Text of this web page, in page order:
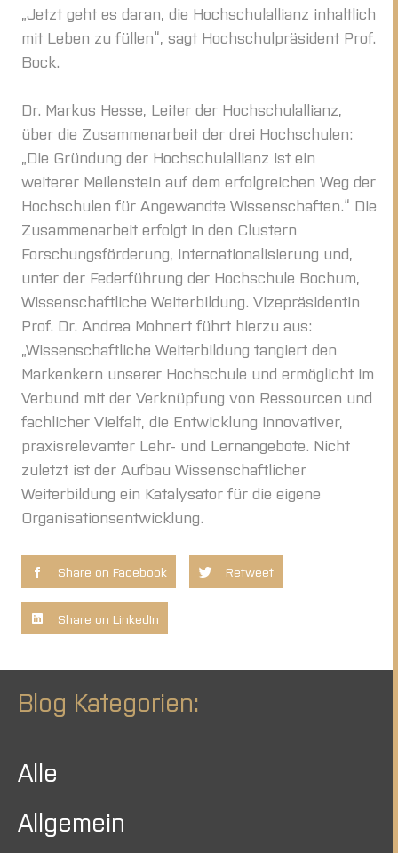
„Jetzt geht es daran, die Hochschulallianz inhaltlich
mit Leben zu füllen“, sagt Hochschulpräsident Prof.
Bock.
Dr. Markus Hesse, Leiter der Hochschulallianz,
über die Zusammenarbeit der drei Hochschulen:
„Die Gründung der Hochschulallianz ist ein
weiterer Meilenstein auf dem erfolgreichen Weg der
Hochschulen für Angewandte Wissenschaften.“ Die
Zusammenarbeit erfolgt in den Clustern
Forschungsförderung, Internationalisierung und,
unter der Federführung der Hochschule Bochum,
Wissenschaftliche Weiterbildung. Vizepräsidentin
Prof. Dr. Andrea Mohnert führt hierzu aus:
„Wissenschaftliche Weiterbildung tangiert den
Markenkern unserer Hochschule und ermöglicht im
Verbund mit der Verknüpfung von Ressourcen und
fachlicher Vielfalt, die Entwicklung innovativer,
praxisrelevanter Lehr- und Lernangebote. Nicht
zuletzt ist der Aufbau Wissenschaftlicher
Weiterbildung ein Katalysator für die eigene
Organisationsentwicklung.
Share on Facebook Retweet
Share on LinkedIn
Blog Kategorien:
Alle
Allgemein